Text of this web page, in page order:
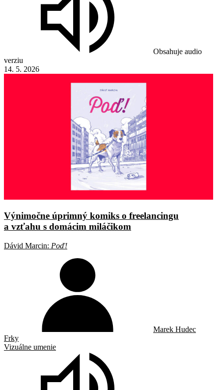
Obsahuje audio
verziu
14. 5. 2026
Výnimočne úprimný komiks o freelancingu
a vzťahu s domácim miláčikom
Dávid Marcin: Poď!
Marek Hudec
Frky
Vizuálne umenie